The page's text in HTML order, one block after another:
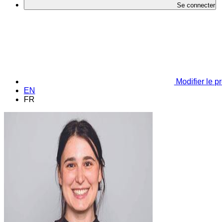
Se connecter
Modifier le
EN
FR